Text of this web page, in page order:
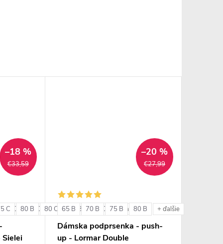
85 C 85 D 85 E 90 C 90 D + ďalšie
€33,59
–18 %
C 80 B 80 C 85 B 85 C + ďalšie
€27,99
–20 %
65 B 70 B 75 B 80 B + ďalšie
Dámska podprsenka - push-
up - Lormar Double